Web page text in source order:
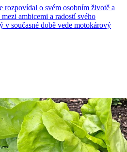
rozpovídal o svém osobním životě a
ambicemi a radostí svého
v současné době vede motokárový